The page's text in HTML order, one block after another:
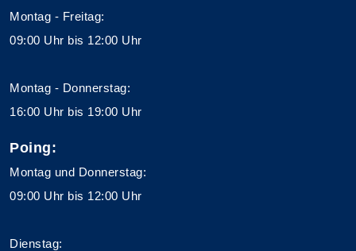
Montag - Freitag:
09:00 Uhr bis 12:00 Uhr
Montag - Donnerstag:
16:00 Uhr bis 19:00 Uhr
Poing:
Montag und Donnerstag:
09:00 Uhr bis 12:00 Uhr
Dienstag: